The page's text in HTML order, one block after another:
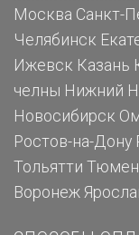
Москва Санкт-
Челябинск
Ижевск Казань
челны Нижний
Новосибирск
Ростов-на-Дону
Тольятти
Воронеж